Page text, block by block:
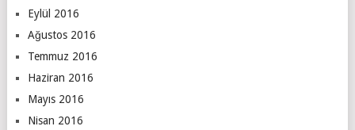
Eylül 2016
Ağustos 2016
Temmuz 2016
Haziran 2016
Mayıs 2016
Nisan 2016